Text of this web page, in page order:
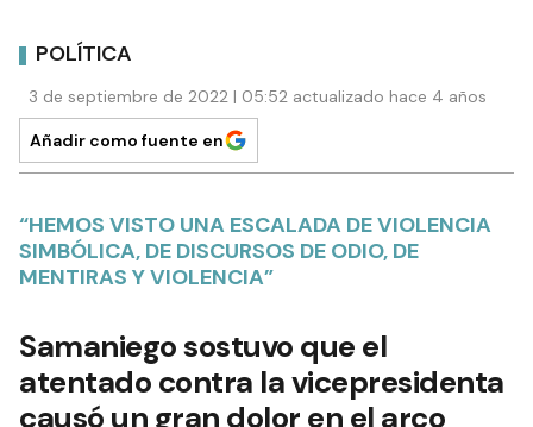
POLÍTICA
3 de septiembre de 2022 | 05:52 actualizado hace 4 años
Añadir como fuente en
“HEMOS VISTO UNA ESCALADA DE VIOLENCIA
SIMBÓLICA, DE DISCURSOS DE ODIO, DE
MENTIRAS Y VIOLENCIA”
Samaniego sostuvo que el
atentado contra la vicepresidenta
causó un gran dolor en el arco